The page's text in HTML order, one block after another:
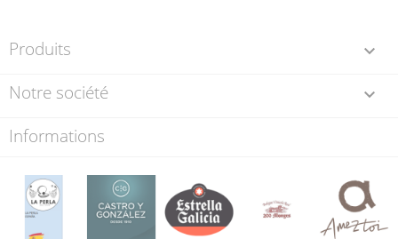
Produits 
Notre société 
Informations